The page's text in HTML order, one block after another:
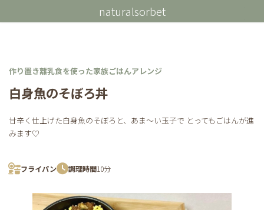
テ
ゲ
naturalsorbet
作り置き離乳食を使った家族ごはんアレンジ
白身魚のそぼろ丼
甘辛く仕上げた白身魚のそぼろと、あま～い玉子で とってもごはんが進
みます♡
フライパン 調理時間10分